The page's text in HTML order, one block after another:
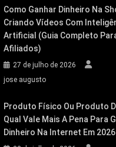
Como Ganhar Dinheiro Na
Criando Vídeos Com
Artificial (Guia Completo
Afiliados)
27 de julho de 2026
jose augusto
Produto Físico Ou Produto
Qual Vale Mais A Pena Para
Dinheiro Na Internet Em